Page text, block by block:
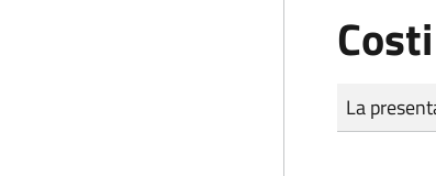
Costi
Tipo di
Importo
La